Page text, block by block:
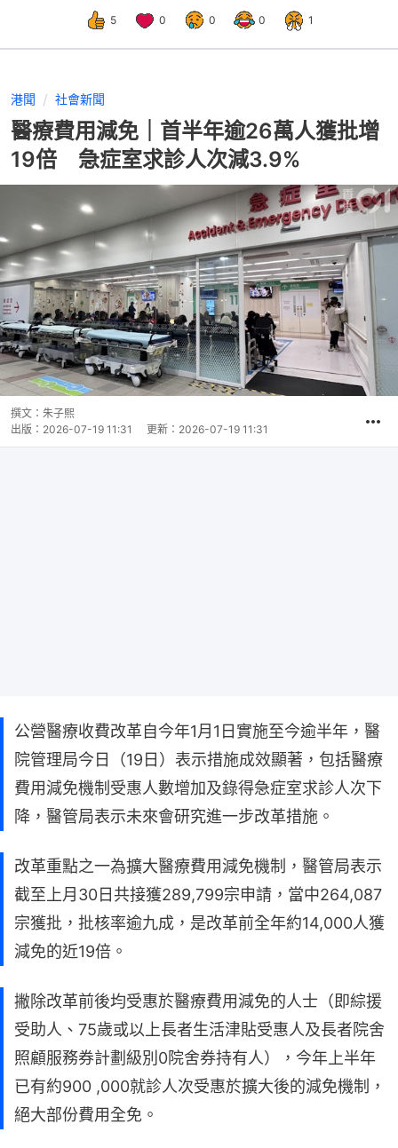
5 0 0 0 1
港聞 社會新聞
醫療費用減免｜首半年逾26萬人獲批增
19倍 急症室求診人次減3.9%
撰文： 朱子熙
出版： 2026-07-19 11:31 更新： 2026-07-19 11:31
公營醫療收費改革自今年1月1日實施至今逾半年，醫
院管理局今日（19日）表示措施成效顯著，包括醫療
費用減免機制受惠人數增加及錄得急症室求診人次下
降，醫管局表示未來會研究進一步改革措施。
改革重點之一為擴大醫療費用減免機制，醫管局表示
截至上月30日共接獲289,799宗申請，當中264,087
宗獲批，批核率逾九成，是改革前全年約14,000人獲
減免的近19倍。
撇除改革前後均受惠於醫療費用減免的人士（即綜援
受助人、75歲或以上長者生活津貼受惠人及長者院舍
照顧服務券計劃級別0院舍券持有人），今年上半年
已有約900 ,000就診人次受惠於擴大後的減免機制，
絕大部份費用全免。